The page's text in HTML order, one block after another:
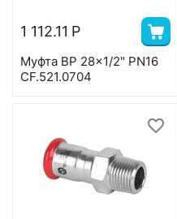
1 112.11 Р
Муфта ВР 28x1/2" PN16
CF.521.0704